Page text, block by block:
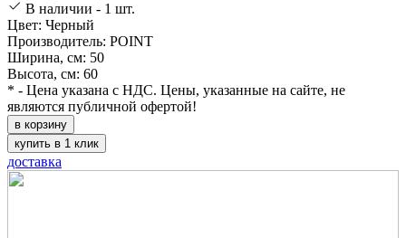
В наличии - 1 шт.
Цвет: Черный
Производитель: POINT
Ширина, см: 50
Высота, см: 60
* - Цена указана с НДС. Цены, указанные на сайте, не
являются публичной офертой!
в корзину
купить в 1 клик
доставка